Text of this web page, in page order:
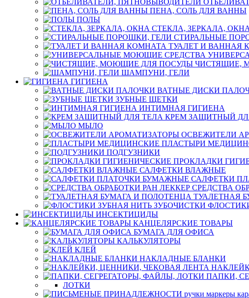
ПЕНА, СОЛЬ ДЛЯ ВАННЫ
ПОЛЫ
СТЕКЛА, ЗЕРКАЛА, ОКНА
СТИРАЛЬНЫЕ
ТУАЛЕТ И ВАННАЯ
ЧИСТЯЩИЕ,
ШАМПУНИ, ГЕЛИ
ГИГИЕНА
ВАТНЫЕ ДИСКИ
ЗУБНЫЕ ЩЕТКИ
ИНТИМНАЯ ГИГИЕНА
КРЕМ ЗАЩИТНЫЙ
МЫЛО
ОСВЕЖИТЕЛИ
ПЛАСТЫРИ
ПОДГУЗНИКИ
ПРОКЛАДКИ
САЛФЕТКИ ВЛАЖНЫЕ
САЛФЕТКИ
СРЕДСТВА
ТУАЛЕТНАЯ
ИНСЕКТИЦИДЫ
КАНЦЕЛЯРСКИЕ ТОВАРЫ
БУМАГА ДЛЯ ОФИСА
КАЛЬКУЛЯТОРЫ
КЛЕЙ
НАКЛАДНЫЕ БЛАНКИ
ПАПКИ,
ЛОТКИ